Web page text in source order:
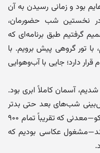
بود و زمانی رسیدن به آن
در نخستین شب حضورمان،
گرفتیم طبق برنامه‌ای که
با تور گروهی پیش برویم. با
قرار دارد؛ جایی با آب‌وهوایی
آسمان کاملاً ابری بود.
شب‌های بعد حتی بدتر
بود. حدود یک ساعت بعد، در رانو راراکو—معدنی که تقریباً تمام ۹۰۰
عکاسی بودیم که